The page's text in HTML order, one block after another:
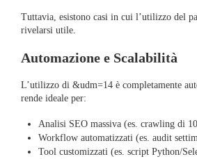
Tuttavia, esistono casi in cui l’utilizzo del
rivelarsi utile.
Automazione e Scalabilità
L’utilizzo di &udm=14 è completamente
rende ideale per:
Analisi SEO massiva (es. crawling di
Workflow automatizzati (es. audit
Tool customizzati (es. script Python/